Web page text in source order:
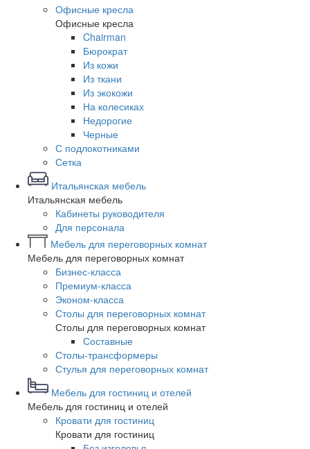
Офисные кресла
Офисные кресла
Chairman
Бюрократ
Из кожи
Из ткани
Из экокожи
На колесиках
Недорогие
Черные
С подлокотниками
Сетка
Итальянская мебель
Итальянская мебель
Кабинеты руководителя
Для персонала
Мебель для переговорных комнат
Мебель для переговорных комнат
Бизнес-класса
Премиум-класса
Эконом-класса
Столы для переговорных комнат
Столы для переговорных комнат
Составные
Столы-трансформеры
Стулья для переговорных комнат
Мебель для гостиниц и отелей
Мебель для гостиниц и отелей
Кровати для гостиниц
Кровати для гостиниц